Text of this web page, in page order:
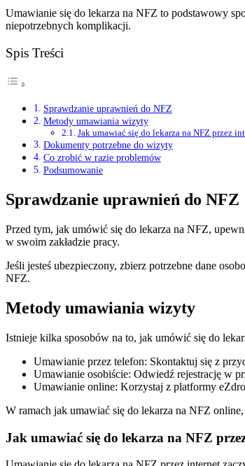
Umawianie się do lekarza na NFZ to podstawowy
niepotrzebnych komplikacji.
Spis Treści
Sprawdzanie uprawnień do NFZ
Metody umawiania wizyty
Jak umawiać się do lekarza na NFZ przez
Dokumenty potrzebne do wizyty
Co zrobić w razie problemów
Podsumowanie
Sprawdzanie uprawnień do NFZ
Przed tym, jak umówić się do lekarza na NFZ,
w swoim zakładzie pracy.
Jeśli jesteś ubezpieczony, zbierz potrzebne dane
NFZ.
Metody umawiania wizyty
Istnieje kilka sposobów na to, jak umówić się do
Umawianie przez telefon: Skontaktuj się z
Umawianie osobiście: Odwiedź rejestrację w
Umawianie online: Korzystaj z platformy
W ramach jak umawiać się do lekarza na NFZ
Jak umawiać się do lekarza na NFZ